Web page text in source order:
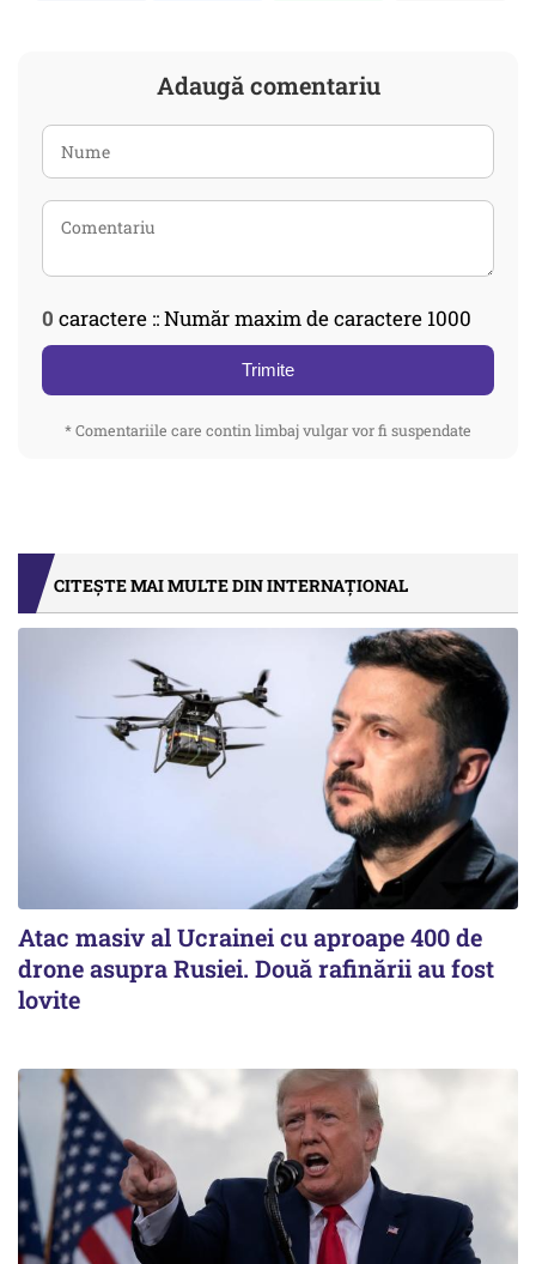
Adaugă comentariu
0 caractere :: Număr maxim de caractere 1000
Trimite
* Comentariile care contin limbaj vulgar vor fi suspendate
CITEȘTE MAI MULTE DIN INTERNAȚIONAL
Atac masiv al Ucrainei cu aproape 400 de
drone asupra Rusiei. Două rafinării au fost
lovite